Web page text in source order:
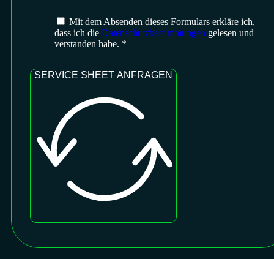
Mit dem Absenden dieses Formulars erkläre ich,
dass ich die Datenschutzbestimmungen gelesen und
verstanden habe. *
SERVICE SHEET ANFRAGEN